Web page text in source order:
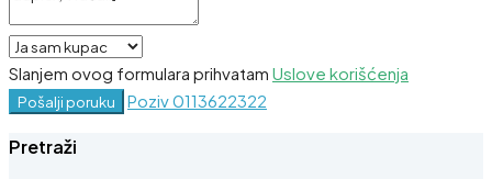
Slanjem ovog formulara prihvatam Uslove korišćenja
Pošalji poruku Poziv0113622322
Pretraži